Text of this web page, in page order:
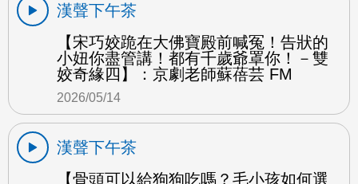
漢聲下午茶
【宋巧姣跪在大佛寶殿前喊冤！告狀的
小妞你盡管講！都有千歲爺罩你！－雙
姣奇緣四】：京劇老師蘇蓓芸 FM
2026/05/14
漢聲下午茶
【骨頭可以給狗狗吃嗎？毛小孩如何選